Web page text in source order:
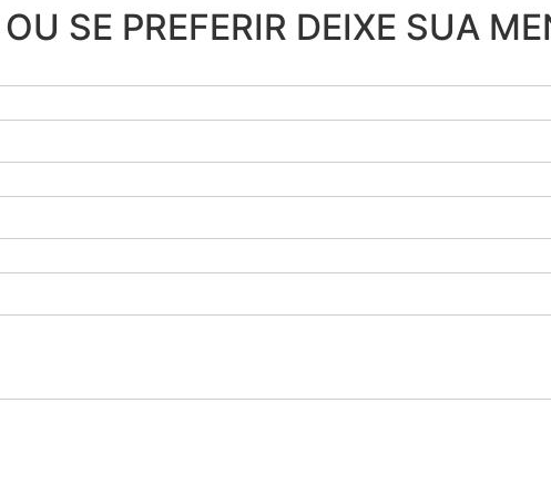
OU SE PREFERIR DEIXE SUA